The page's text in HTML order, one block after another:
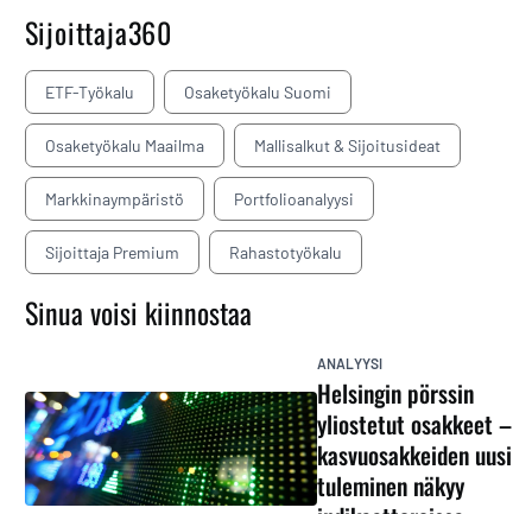
Sijoittaja360
ETF-Työkalu Osaketyökalu Suomi
Osaketyökalu Maailma Mallisalkut & Sijoitusideat
Markkinaympäristö Portfolioanalyysi
Sijoittaja Premium Rahastotyökalu
Sinua voisi kiinnostaa
ANALYYSI
Helsingin pörssin
yliostetut osakkeet –
kasvuosakkeiden uusi
tuleminen näkyy